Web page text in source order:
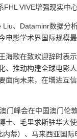
VIVE增强现实中
、Dataminr数据分
电影学术界国际规模
海歌在致欢迎辞时表
、推动构建全球电影
面向未来，在增进互
门峰会在中国澳门伦
士、毛里求斯驻华大
蒂）、马来西亚国